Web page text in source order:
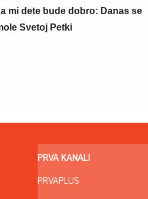
mi dete bude dobro: Danas se
Svetoj Petki
PRVA KANALI
PRVAPLUS